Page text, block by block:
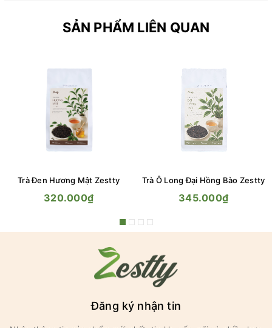
SẢN PHẨM LIÊN QUAN
Trà Đen Hương Mật Zestty
320.000₫
Trà Ô Long Đại Hồng Bào Zestty
345.000₫
Đăng ký nhận tin